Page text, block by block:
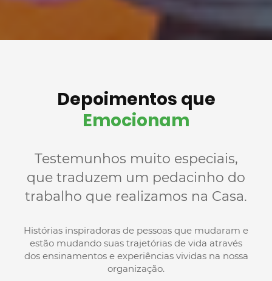
Depoimentos que
Emocionam
Testemunhos muito especiais,
que traduzem um pedacinho do
trabalho que realizamos na Casa.
Histórias inspiradoras de pessoas que mudaram e
estão mudando suas trajetórias de vida através
dos ensinamentos e experiências vividas na nossa
organização.